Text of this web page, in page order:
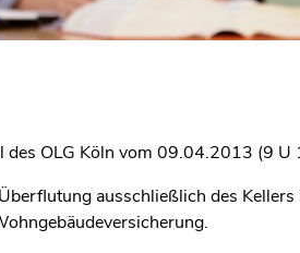
des OLG Köln vom 09.04.2013 (9 U
ausschließlich des